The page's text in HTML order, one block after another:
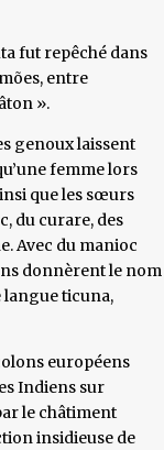
fut repêché dans
entre
».
genoux laissent
femme lors
que les sœurs
du curare, des
Avec du manioc
donnèrent le nom
langue ticuna,
européens
Indiens sur
le châtiment
insidieuse de